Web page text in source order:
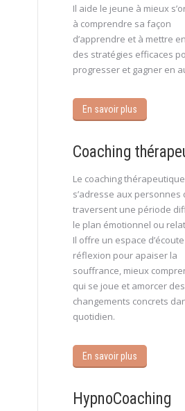
Il aide le jeune à mieux
à comprendre sa façon
d’apprendre et à mettre
des stratégies efficaces
progresser et gagner en
En savoir plus
Coaching
Le coaching thérapeutique
s’adresse aux personnes
traversent une période
le plan émotionnel ou
Il offre un espace
réflexion pour apaiser la
souffrance, mieux
qui se joue et amorcer des
changements concrets
quotidien.
En savoir plus
HypnoCoaching